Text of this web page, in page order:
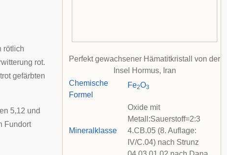
Perfekt gewachsener Hämatitkristall von der
Insel Hormus, Iran
Chemische
Formel
Fe2O3
Mineralklasse
Oxide mit
Metall:Sauerstoff=2:3
4.CB.05 (8. Auflage:
IV/C.04) nach Strunz
rötlich
rot.
gefärbten
5,12 und
Fundort